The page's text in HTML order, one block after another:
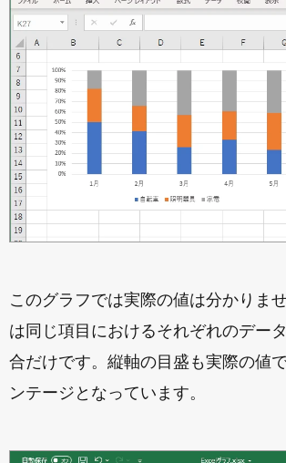
このグラフでは実際の値は分かりま
は同じ項目におけるそれぞれのデー
合だけです。縦軸の目盛も実際の値
ンテージとなっています。